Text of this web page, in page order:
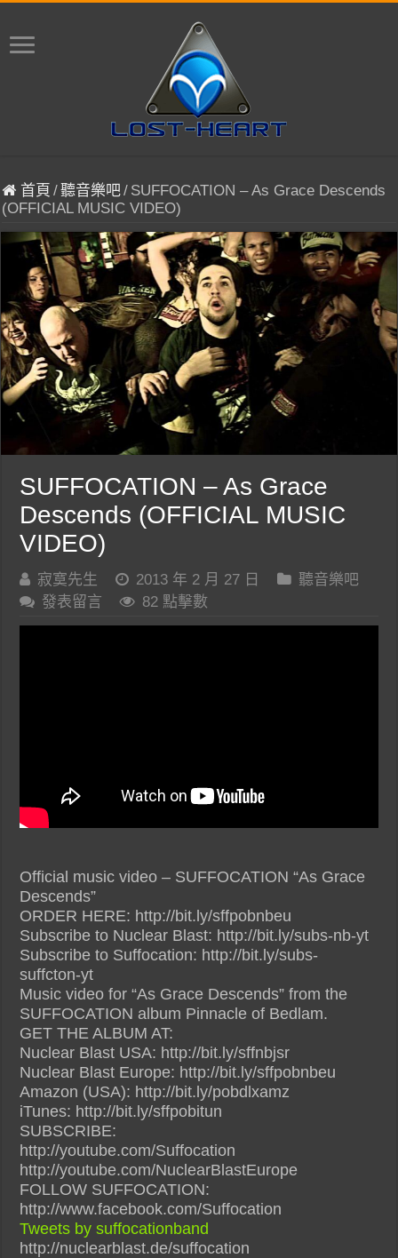
首頁 /聽音樂吧/ SUFFOCATION – As Grace Descends
(OFFICIAL MUSIC VIDEO)
SUFFOCATION – As Grace
Descends (OFFICIAL MUSIC
VIDEO)
寂寞先生 2013 年 2 月 27 日
聽音樂吧
發表留言
82 點擊數
Official music video – SUFFOCATION “As Grace
Descends”
ORDER HERE: http://bit.ly/sffpobnbeu
Subscribe to Nuclear Blast: http://bit.ly/subs-nb-yt
Subscribe to Suffocation: http://bit.ly/subs-
suffcton-yt
Music video for “As Grace Descends” from the
SUFFOCATION album Pinnacle of Bedlam.
GET THE ALBUM AT:
Nuclear Blast USA: http://bit.ly/sffnbjsr
Nuclear Blast Europe: http://bit.ly/sffpobnbeu
Amazon (USA): http://bit.ly/pobdlxamz
iTunes: http://bit.ly/sffpobitun
SUBSCRIBE:
http://youtube.com/Suffocation
http://youtube.com/NuclearBlastEurope
FOLLOW SUFFOCATION:
http://www.facebook.com/Suffocation
Tweets by suffocationband
http://nuclearblast.de/suffocation